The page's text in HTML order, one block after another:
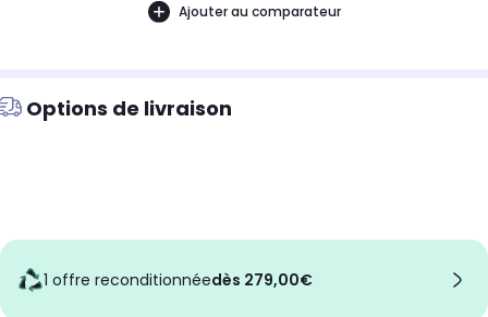
Ajouter au comparateur
Options de livraison
1 offre reconditionnée dès 279,00€